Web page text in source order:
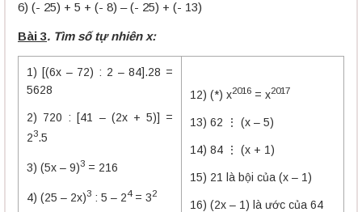
6) (- 25) + 5 + (- 8) – (- 25) + (- 13)
Bài 3. Tìm số tự nhiên x:
1) [(6x – 72) : 2 – 84].28 =
5628
2) 720 : [41 – (2x + 5)] =
23.5
3) (5x – 9)3 = 216
4) (25 – 2x)3 : 5 – 24= 32
12) (*) x2016 = x2017
13) 62 ⋮ (x – 5)
14) 84 ⋮ (x + 1)
15) 21 là bội của (x – 1)
16) (2x – 1) là ước của 64